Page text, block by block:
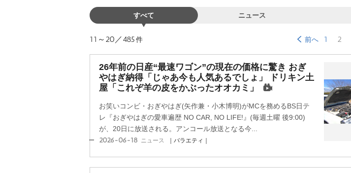
すべて ニュース
11～20／485件 前へ 1 2
26年前の日産“最速ワゴン”の現在の価格に驚き おぎ
はぎ納得「じゃあ今も人気あるでしょ」 ドリキン土
屋「これぞ羊の皮をかぶったオオカミ」
お笑いコンビ・おぎやはぎ(矢作兼・小木博明)がMCを務めるBS日テ
レ『おぎやはぎの愛車遍歴 NO CAR, NO LIFE!』(毎週土曜 後9:00)
が、20日に放送される。アンコール放送となる今...
2026-06-18 ニュース ｜バラエティ｜